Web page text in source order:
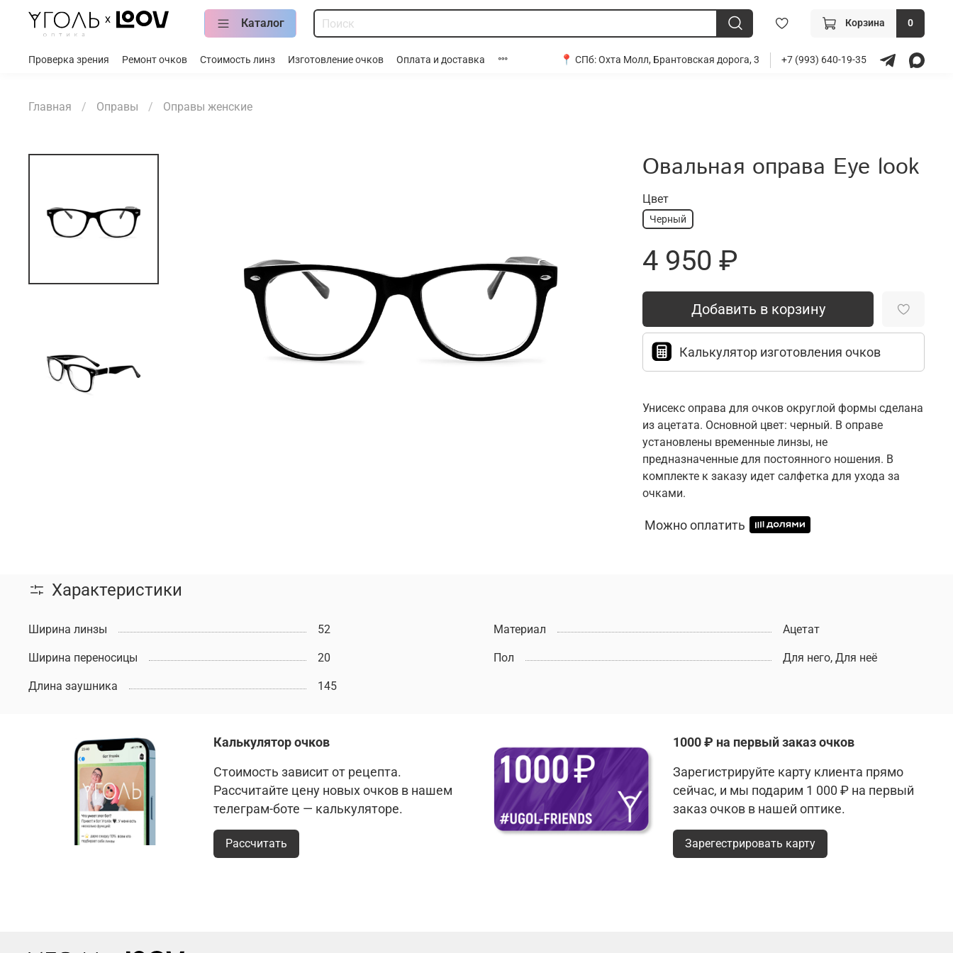
Каталог Корзина 0
Проверка зрения Ремонт очков Стоимость линз Изготовление очков Оплата и доставка 📍 СПб:Охта Молл, Брантовская дорога, 3 +7 (993) 640-19-35
Главная Оправы Оправы женские
Овальная оправа Eye look
Цвет
Черный
4 950 ₽
Добавить в корзину
Калькулятор изготовления очков
Унисекс оправа для очков округлой формы сделана
из ацетата. Основной цвет: черный. В оправе
установлены временные линзы, не
предназначенные для постоянного ношения. В
комплекте к заказу идет салфетка для ухода за
очками.
Можно оплатить
Характеристики
Ширина линзы 52 Материал Ацетат
Ширина переносицы 20 Пол Для него, Для неё
Длина заушника 145
Калькулятор очков
Стоимость зависит от рецепта.
Рассчитайте цену новых очков в нашем
телеграм-боте — калькуляторе.
Рассчитать
1000 ₽ на первый заказ очков
Зарегистрируйте карту клиента прямо
сейчас, и мы подарим 1 000 ₽ на первый
заказ очков в нашей оптике.
Зарегестрировать карту